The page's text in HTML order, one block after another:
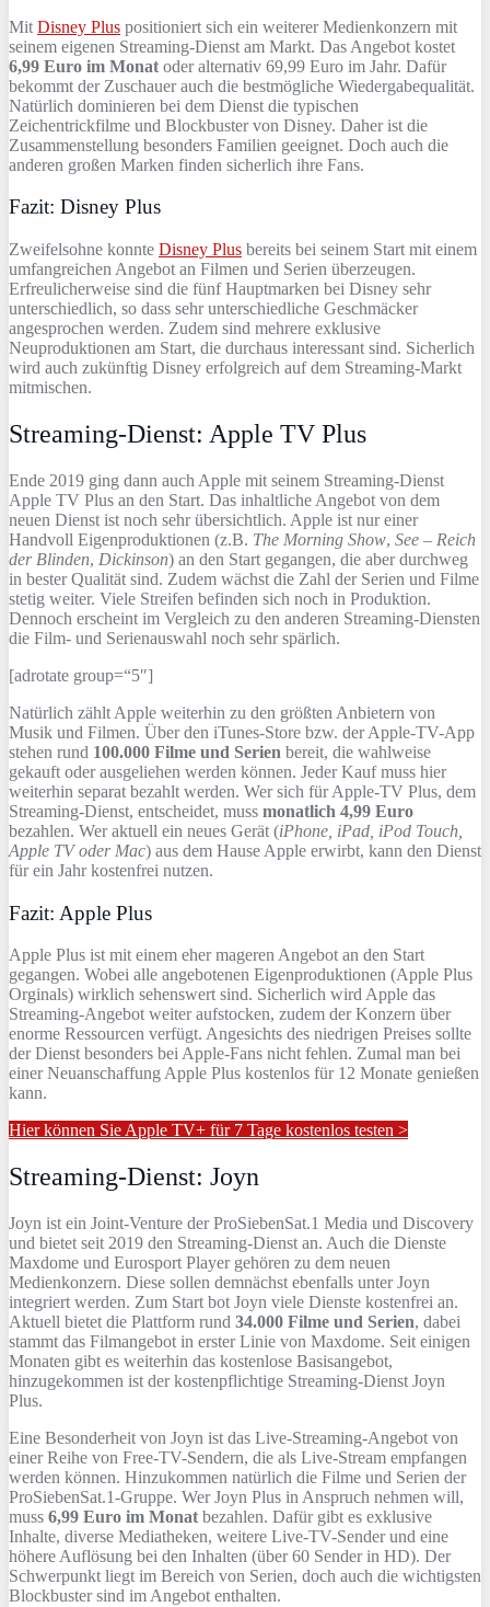
Mit Disney Plus positioniert sich ein weiterer Medienkonzern mit
seinem eigenen Streaming-Dienst am Markt. Das Angebot kostet
6,99 Euro im Monat oder alternativ 69,99 Euro im Jahr. Dafür
bekommt der Zuschauer auch die bestmögliche Wiedergabequalität.
Natürlich dominieren bei dem Dienst die typischen
Zeichentrickfilme und Blockbuster von Disney. Daher ist die
Zusammenstellung besonders Familien geeignet. Doch auch die
anderen großen Marken finden sicherlich ihre Fans.
Fazit: Disney Plus
Zweifelsohne konnte Disney Plus bereits bei seinem Start mit einem
umfangreichen Angebot an Filmen und Serien überzeugen.
Erfreulicherweise sind die fünf Hauptmarken bei Disney sehr
unterschiedlich, so dass sehr unterschiedliche Geschmäcker
angesprochen werden. Zudem sind mehrere exklusive
Neuproduktionen am Start, die durchaus interessant sind. Sicherlich
wird auch zukünftig Disney erfolgreich auf dem Streaming-Markt
mitmischen.
Streaming-Dienst: Apple TV Plus
Ende 2019 ging dann auch Apple mit seinem Streaming-Dienst
Apple TV Plus an den Start. Das inhaltliche Angebot von dem
neuen Dienst ist noch sehr übersichtlich. Apple ist nur einer
Handvoll Eigenproduktionen (z.B. The Morning Show, See – Reich
der Blinden, Dickinson) an den Start gegangen, die aber durchweg
in bester Qualität sind. Zudem wächst die Zahl der Serien und Filme
stetig weiter. Viele Streifen befinden sich noch in Produktion.
Dennoch erscheint im Vergleich zu den anderen Streaming-Diensten
die Film- und Serienauswahl noch sehr spärlich.
[adrotate group=“5″]
Natürlich zählt Apple weiterhin zu den größten Anbietern von
Musik und Filmen. Über den iTunes-Store bzw. der Apple-TV-App
stehen rund 100.000 Filme und Serien bereit, die wahlweise
gekauft oder ausgeliehen werden können. Jeder Kauf muss hier
weiterhin separat bezahlt werden. Wer sich für Apple-TV Plus, dem
Streaming-Dienst, entscheidet, muss monatlich 4,99 Euro
bezahlen. Wer aktuell ein neues Gerät (iPhone, iPad, iPod Touch,
Apple TV oder Mac) aus dem Hause Apple erwirbt, kann den Dienst
für ein Jahr kostenfrei nutzen.
Fazit: Apple Plus
Apple Plus ist mit einem eher mageren Angebot an den Start
gegangen. Wobei alle angebotenen Eigenproduktionen (Apple Plus
Orginals) wirklich sehenswert sind. Sicherlich wird Apple das
Streaming-Angebot weiter aufstocken, zudem der Konzern über
enorme Ressourcen verfügt. Angesichts des niedrigen Preises sollte
der Dienst besonders bei Apple-Fans nicht fehlen. Zumal man bei
einer Neuanschaffung Apple Plus kostenlos für 12 Monate genießen
kann.
Hier können Sie Apple TV+ für 7 Tage kostenlos testen >
Streaming-Dienst: Joyn
Joyn ist ein Joint-Venture der ProSiebenSat.1 Media und Discovery
und bietet seit 2019 den Streaming-Dienst an. Auch die Dienste
Maxdome und Eurosport Player gehören zu dem neuen
Medienkonzern. Diese sollen demnächst ebenfalls unter Joyn
integriert werden. Zum Start bot Joyn viele Dienste kostenfrei an.
Aktuell bietet die Plattform rund 34.000 Filme und Serien, dabei
stammt das Filmangebot in erster Linie von Maxdome. Seit einigen
Monaten gibt es weiterhin das kostenlose Basisangebot,
hinzugekommen ist der kostenpflichtige Streaming-Dienst Joyn
Plus.
Eine Besonderheit von Joyn ist das Live-Streaming-Angebot von
einer Reihe von Free-TV-Sendern, die als Live-Stream empfangen
werden können. Hinzukommen natürlich die Filme und Serien der
ProSiebenSat.1-Gruppe. Wer Joyn Plus in Anspruch nehmen will,
muss 6,99 Euro im Monat bezahlen. Dafür gibt es exklusive
Inhalte, diverse Mediatheken, weitere Live-TV-Sender und eine
höhere Auflösung bei den Inhalten (über 60 Sender in HD). Der
Schwerpunkt liegt im Bereich von Serien, doch auch die wichtigsten
Blockbuster sind im Angebot enthalten.